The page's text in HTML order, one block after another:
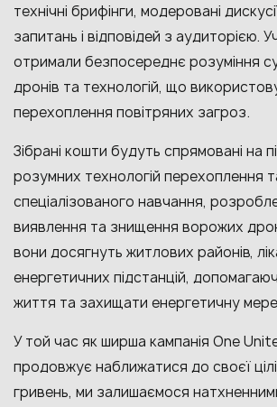
технічні брифінги, модеровані
запитань і відповідей з аудиторією.
отримали безпосереднє розуміння
дронів та технологій, що
перехоплення повітряних загроз.
Зібрані кошти будуть спрямовані на
розумних технологій перехоплення
спеціалізованого навчання,
виявлення та знищення ворожих
вони досягнуть житлових районів,
енергетичних підстанцій,
життя та захищати енергетичну
У той час як ширша кампанія One
продовжує наближатися до своєї цілі
гривень, ми залишаємося